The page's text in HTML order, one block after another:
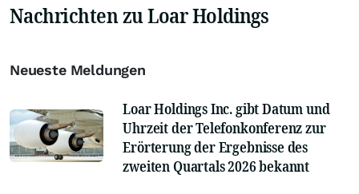
Nachrichten zu Loar Holdings
Neueste Meldungen
Loar Holdings Inc. gibt Datum und
Uhrzeit der Telefonkonferenz zur
Erörterung der Ergebnisse des
zweiten Quartals 2026 bekannt